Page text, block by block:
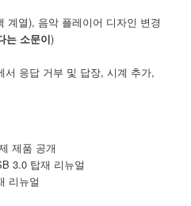
계열), 음악 플레이어 디자인 변경
는 소문이)
서 응답 거부 및 답장, 시계 추가,
제품 공개
3.0 탑재 리뉴얼
리뉴얼